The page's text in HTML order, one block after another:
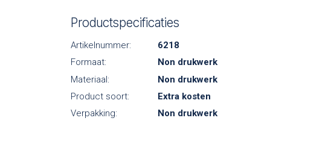
Productspecificaties
Artikelnummer:
6218
Formaat:
Non drukwerk
Materiaal:
Non drukwerk
Product soort:
Extra kosten
Verpakking:
Non drukwerk